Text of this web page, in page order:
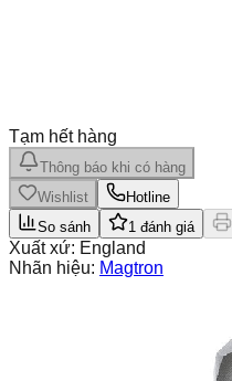
Tạm hết hàng
Thông báo khi có hàng
Wishlist
Hotline
So sánh
1 đánh giá
Xuất xứ: England
Nhãn hiệu: Magtron